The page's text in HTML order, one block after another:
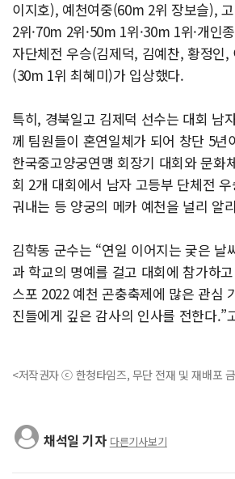
이지호), 예천여중(60m 2위 장보슬),
2위·70m 2위·50m 1위·30m 1위·개인
자단체전 우승(김제덕, 김예찬, 황정인,
(30m 1위 최혜미)가 입상했다.
특히, 경북일고 김제덕 선수는 대회 남
께 팀원들이 혼연일체가 되어 창단 5년
한국중고양궁연맹 회장기 대회와 문화
회 2개 대회에서 남자 고등부 단체전
궈내는 등 양궁의 메카 예천을 널리 알
김학동 군수는 “연일 이어지는 궂은 날
과 학교의 명예를 걸고 대회에 참가하
스포 2022 예천 곤충축제에 많은 관심
진들에게 깊은 감사의 인사를 전한다.”
<저작권자 ⓒ 한청타임즈, 무단 전재 및 재배포
채석일 기자 다른기사보기